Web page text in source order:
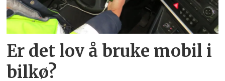
Er det lov å bruke mobil i
bilkø?